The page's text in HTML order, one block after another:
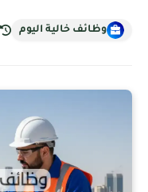
وظائف خالية اليوم